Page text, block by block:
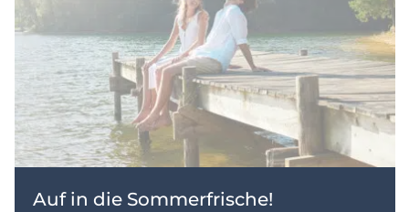
Auf in die Sommerfrische!